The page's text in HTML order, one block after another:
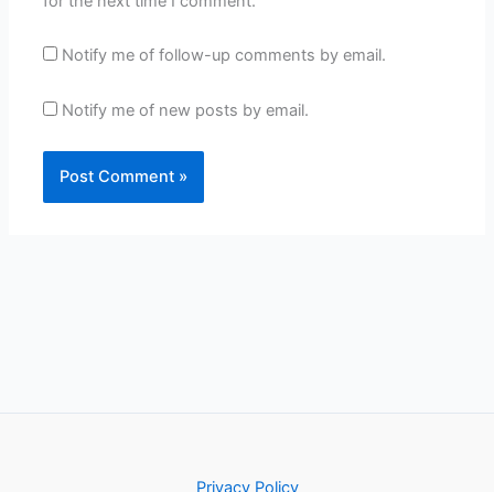
Notify me of follow-up comments by email.
Notify me of new posts by email.
Privacy Policy